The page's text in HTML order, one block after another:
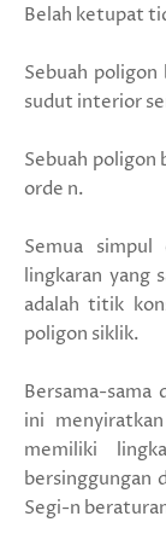
Belah ketupat
Sebuah poligon
sudut interior
Sebuah
orde n.
Semua
lingkaran yang
adalah titik
poligon siklik.
Bersama-sama
ini
memiliki
bersinggungan
Segi-n